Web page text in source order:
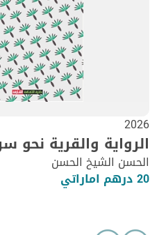
2026
الرواية والقرية نحو
الحسن الشيخ الحسن
20 درهم اماراتي